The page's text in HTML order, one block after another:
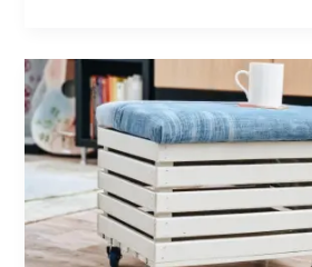
strica
vopseaua
▶️